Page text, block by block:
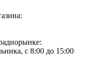
с 8:00 до 15:00